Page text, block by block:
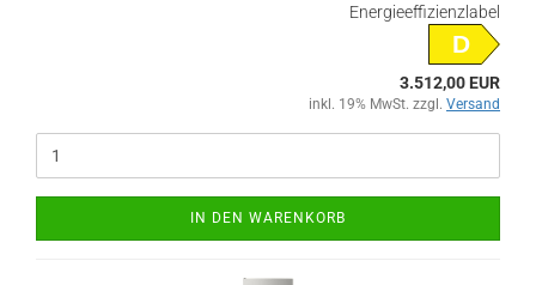
Energieeffizienzlabel
D
3.512,00 EUR
inkl. 19% MwSt. zzgl. Versand
IN DEN WARENKORB